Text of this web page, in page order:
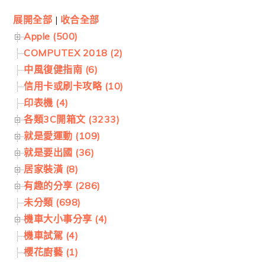
展開全部 | 收合全部
Apple (500)
COMPUTEX 2018 (2)
中風復健指南 (6)
信用卡或刷卡攻略 (10)
印表機 (4)
各類3C開箱文 (3233)
就是愛運動 (109)
就是要出國 (36)
居家裝潢 (8)
有趣的分享 (286)
未分類 (698)
機車大小事分享 (4)
機車試駕 (4)
櫻花廚藝 (1)